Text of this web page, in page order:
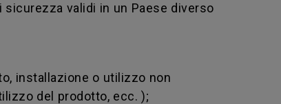
validi in un Paese diverso
installazione o utilizzo non
del prodotto, ecc. );